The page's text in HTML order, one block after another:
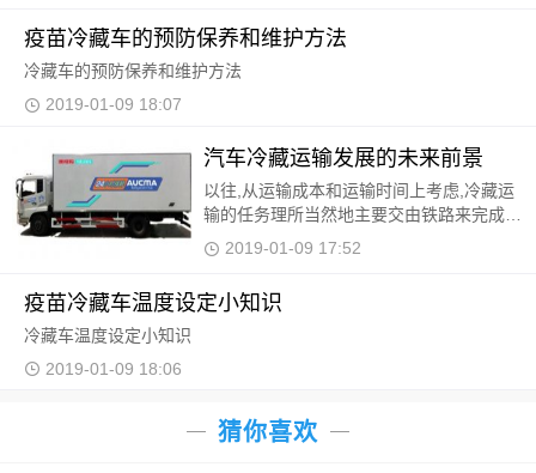
疫苗冷藏车的预防保养和维护方法
冷藏车的预防保养和维护方法
2019-01-09 18:07
汽车冷藏运输发展的未来前景
以往,从运输成本和运输时间上考虑,冷藏运
输的任务理所当然地主要交由铁路来完成。
随着我国公路建设的不断发展,京津塘、广
深、沪宁、成渝等多条高速公路的贯通,汽
2019-01-09 17:52
疫苗冷藏车温度设定小知识
冷藏车温度设定小知识
2019-01-09 18:06
猜你喜欢